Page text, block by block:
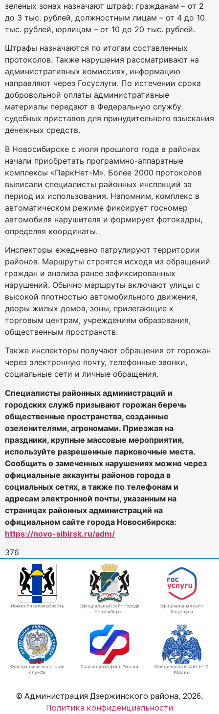
зеленых зонах назначают штраф: гражданам – от 2
до 3 тыс. рублей, должностным лицам – от 4 до 10
тыс. рублей, юрлицам – от 10 до 20 тыс. рублей.
Штрафы назначаются по итогам составленных
протоколов. Также нарушения рассматривают на
административных комиссиях, информацию
направляют через Госуслуги. По истечении срока
добровольной оплаты административные
материалы передают в Федеральную службу
судебных приставов для принудительного взыскания
денежных средств.
В Новосибирске с июля прошлого года в районах
начали приобретать программно-аппаратные
комплексы «ПаркНет-М». Более 2000 протоколов
выписали специалисты районных инспекций за
период их использования. Напомним, комплекс в
автоматическом режиме фиксирует госномер
автомобиля нарушителя и формирует фотокадры,
определяя координаты.
Инспекторы ежедневно патрулируют территории
районов. Маршруты строятся исходя из обращений
граждан и анализа ранее зафиксированных
нарушений. Обычно маршруты включают улицы с
высокой плотностью автомобильного движения,
дворы жилых домов, зоны, прилегающие к
торговым центрам, учреждениям образования,
общественным пространств.
Также инспекторы получают обращения от горожан
через электронную почту, телефонные звонки,
социальные сети и личные обращения.
Специалисты районных администраций и
городских служб призывают горожан беречь
общественные пространства, созданные
озеленителями, агрономами. Приезжая на
праздники, крупные массовые мероприятия,
используйте разрешенные парковочные места.
Сообщить о замеченных нарушениях можно через
официальные аккаунты районов города в
социальных сетях, а также по телефонам и
адресам электронной почты, указанным на
страницах районных администраций на
официальном сайте города Новосибирска:
https://novo-sibirsk.ru/adm/
376
Новосибирская область
Официальный сайт города
Новосибирск
Официальный сайт
Госуслуги
Федеральная налоговая
служба
Социальный фонд России
Официальный сайт МЧС
России
© Администрация Дзержинского района, 2026.
Политика конфиденциальности